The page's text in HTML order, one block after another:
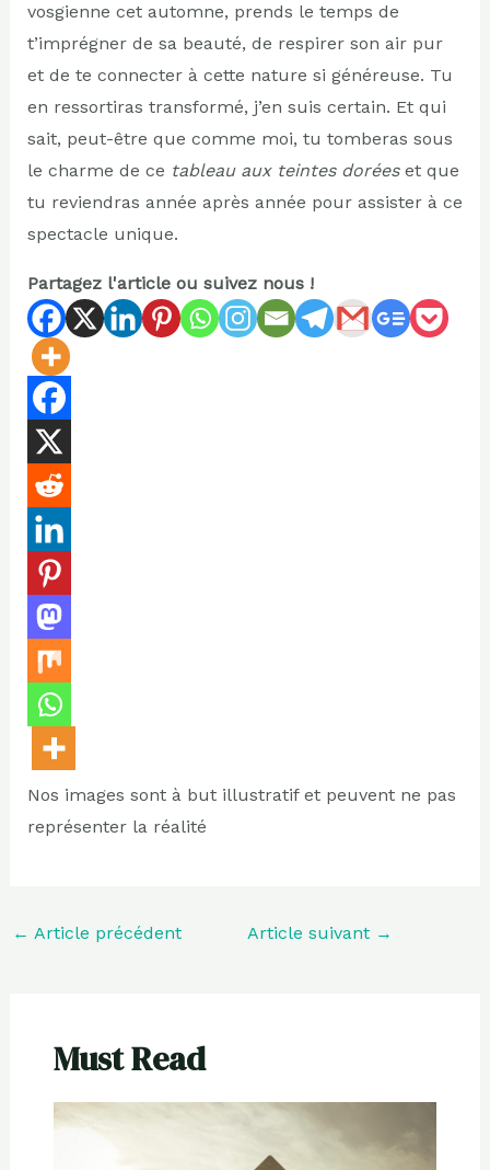
vosgienne cet automne, prends le temps de
t’imprégner de sa beauté, de respirer son air pur
et de te connecter à cette nature si généreuse. Tu
en ressortiras transformé, j’en suis certain. Et qui
sait, peut-être que comme moi, tu tomberas sous
le charme de ce tableau aux teintes doréeset que
tu reviendras année après année pour assister à ce
spectacle unique.
Partagez l'article ou suivez nous !
Nos images sont à but illustratif et peuvent ne pas
représenter la réalité
← Article précédent Article suivant →
Must Read